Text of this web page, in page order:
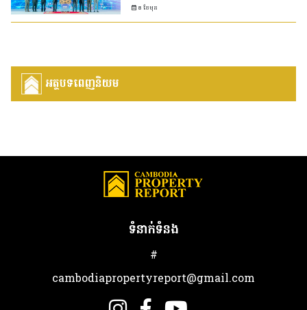
8 ខែមុន
អត្ថបទពេញនិយម
ទំនាក់ទំនង
#
cambodiapropertyreport@gmail.com